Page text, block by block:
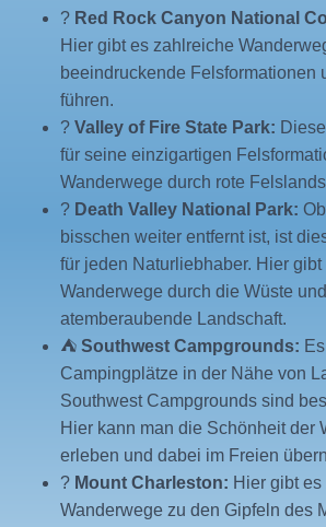
? Red Rock Canyon National
Hier gibt es zahlreiche
beeindruckende Felsformationen
führen.
?️ Valley of Fire State Park:
für seine einzigartigen
Wanderwege durch rote
? Death Valley National Park:
bisschen weiter entfernt ist, ist
für jeden Naturliebhaber. Hier
Wanderwege durch die Wüste
atemberaubende Landschaft.
⛺️ Southwest Campgrounds:
Campingplätze in der Nähe von
Southwest Campgrounds sind
Hier kann man die Schönheit der
erleben und dabei im Freien
? Mount Charleston: Hier gibt
Wanderwege zu den Gipfeln des